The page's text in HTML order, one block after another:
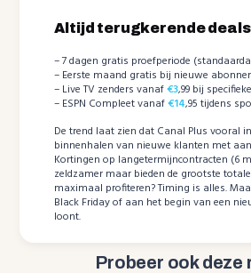
Altijd terugkerende deals
– 7 dagen gratis proefperiode
– Eerste maand gratis bij nieuwe
– Live TV zenders vanaf€3,99 bij
– ESPN Compleet vanaf€14,95 tijdens
De trend laat zien dat Canal Plus vooral
binnenhalen van nieuwe klanten met
Kortingen op langetermijncontracten (6
zeldzamer maar bieden de grootste
maximaal profiteren? Timing is alles.
Black Friday of aan het begin van een
loont.
Probeer ook deze